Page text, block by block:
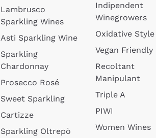
Lambrusco
Sparkling Wines
Asti Sparkling Wine
Sparkling
Chardonnay
Prosecco Rosé
Sweet Sparkling
Cartizze
Sparkling Oltrepò
Indipendent
Winegrowers
Oxidative Style
Vegan Friendly
Recoltant
Manipulant
Triple A
PIWI
Women Wines